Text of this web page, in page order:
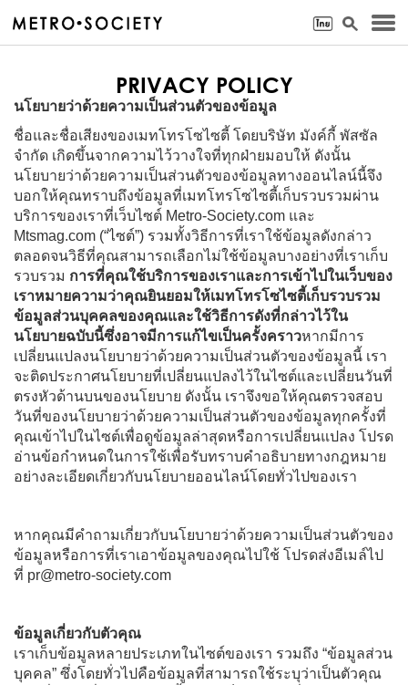
PRIVACY POLICY
นโยบายว่าด้วยความเป็นส่วนตัวของข้อมูล
ชื่อและชื่อเสียงของเมทโทรโซไซตี้ โดยบริษัท มังค์กี้ พัสซัล
จำกัด เกิดขึ้นจากความไว้วางใจที่ทุกฝ่ายมอบให้ ดังนั้น
นโยบายว่าด้วยความเป็นส่วนตัวของข้อมูลทางออนไลน์นี้จึง
บอกให้คุณทราบถึงข้อมูลที่เมทโทรโซไซตี้เก็บรวบรวมผ่าน
บริการของเราที่เว็บไซต์ Metro-Society.com และ
Mtsmag.com (“ไซต์”) รวมทั้งวิธีการที่เราใช้ข้อมูลดังกล่าว
ตลอดจนวิธีที่คุณสามารถเลือกไม่ใช้ข้อมูลบางอย่างที่เราเก็บ
รวบรวม การที่คุณใช้บริการของเราและการเข้าไปในเว็บของ
เราหมายความว่าคุณยินยอมให้เมทโทรโซไซตี้เก็บรวบรวม
ข้อมูลส่วนบุคคลของคุณและใช้วิธีการดังที่กล่าวไว้ใน
นโยบายฉบับนี้ซึ่งอาจมีการแก้ไขเป็นครั้งคราวหากมีการ
เปลี่ยนแปลงนโยบายว่าด้วยความเป็นส่วนตัวของข้อมูลนี้ เรา
จะติดประกาศนโยบายที่เปลี่ยนแปลงไว้ในไซต์และเปลี่ยนวันที่
ตรงหัวด้านบนของนโยบาย ดังนั้น เราจึงขอให้คุณตรวจสอบ
วันที่ของนโยบายว่าด้วยความเป็นส่วนตัวของข้อมูลทุกครั้งที่
คุณเข้าไปในไซต์เพื่อดูข้อมูลล่าสุดหรือการเปลี่ยนแปลง โปรด
อ่านข้อกำหนดในการใช้เพื่อรับทราบคำอธิบายทางกฎหมาย
อย่างละเอียดเกี่ยวกับนโยบายออนไลน์โดยทั่วไปของเรา
หากคุณมีคำถามเกี่ยวกับนโยบายว่าด้วยความเป็นส่วนตัวของ
ข้อมูลหรือการที่เราเอาข้อมูลของคุณไปใช้ โปรดส่งอีเมล์ไป
ที่ pr@metro-society.com
ข้อมูลเกี่ยวกับตัวคุณ
เราเก็บข้อมูลหลายประเภทในไซต์ของเรา รวมถึง “ข้อมูลส่วน
บุคคล” ซึ่งโดยทั่วไปคือข้อมูลที่สามารถใช้ระบุว่าเป็นตัวคุณ